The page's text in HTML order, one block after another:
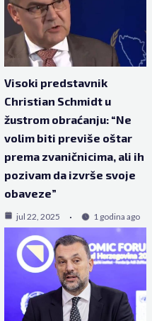
Visoki predstavnik
Christian Schmidt u
žustrom obraćanju: “Ne
volim biti previše oštar
prema zvaničnicima, ali ih
pozivam da izvrše svoje
obaveze”
jul 22, 2025 1 godina ago